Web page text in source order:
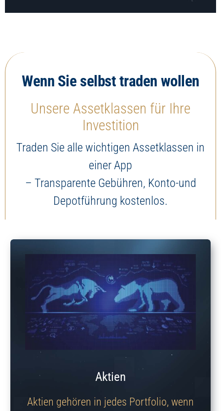
Wenn Sie selbst traden wollen
Unsere Assetklassen für Ihre
Investition
Traden Sie alle wichtigen Assetklassen in
einer App
– Transparente Gebühren, Konto-und
Depotführung kostenlos.
Aktien
Aktien gehören in jedes Portfolio, wenn